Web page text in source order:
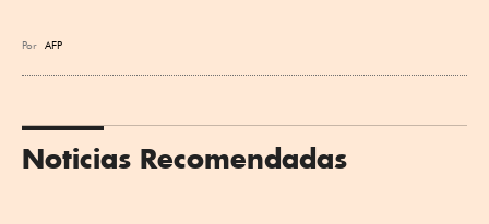
Por AFP
Noticias Recomendadas